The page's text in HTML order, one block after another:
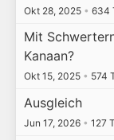
Okt 28, 2025 • 634
Mit
Kanaan?
Okt 15, 2025 • 574
Ausgleich
Jun 17, 2026 • 127